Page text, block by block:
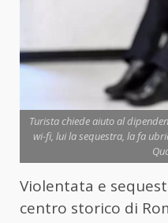
Turista chiede aiuto al
wi-fi, lui la sequestra, la fa
Violentata e
centro storico di